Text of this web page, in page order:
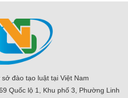
đào tạo luật tại Việt Nam
Quốc lộ 1, Khu phố 3, Phường Linh